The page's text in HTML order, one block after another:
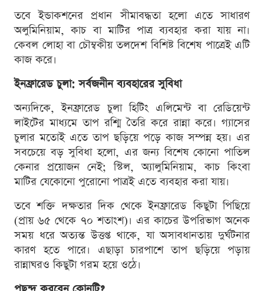
তবে ইন্ডাকশনের প্রধান সীমাবদ্ধতা হলো এতে সাধারণ
অলুমিনিয়াম, কাচ বা মাটির পাত্র ব্যবহার করা যায় না।
কেবল লোহা বা চৌম্বকীয় তলদেশ বিশিষ্ট বিশেষ পাত্রেই এটি
কাজ করে।
ইনফ্রারেড চুলা: সর্বজনীন ব্যবহারের সুবিধা
অন্যদিকে, ইনফ্রারেড চুলা হিটিং এলিমেন্ট বা রেডিয়েন্ট
লাইটের মাধ্যমে তাপ রশ্মি তৈরি করে রান্না করে। গ্যাসের
চুলার মতোই এতে তাপ ছড়িয়ে পড়ে কাজ সম্পন্ন হয়। এর
সবচেয়ে বড় সুবিধা হলো, এর জন্য বিশেষ কোনো পাতিল
কেনার প্রয়োজন নেই; স্টিল, অ্যালুমিনিয়াম, কাচ কিংবা
মাটির যেকোনো পুরোনো পাত্রই এতে ব্যবহার করা যায়।
তবে শক্তি দক্ষতার দিক থেকে ইনফ্রারেড কিছুটা পিছিয়ে
(প্রায় ৬৫ থেকে ৭০ শতাংশ)। এর কাচের উপরিভাগ অনেক
সময় ধরে অত্যন্ত উত্তপ্ত থাকে, যা অসাবধানতায় দুর্ঘটনার
কারণ হতে পারে। এছাড়া চারপাশে তাপ ছড়িয়ে পড়ায়
রান্নাঘরও কিছুটা গরম হয়ে ওঠে।